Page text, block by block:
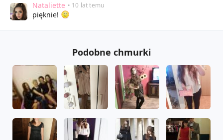
Nataliette • 10 lat temu
pięknie!
Podobne chmurki